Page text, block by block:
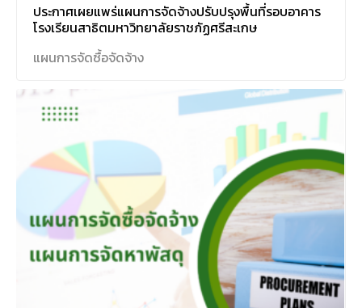
ประกาศเผยแพร่แผนการจัดจ้างปรับปรุงพื้นที่รอบอาคาร
โรงเรียนสาธิตมหาวิทยาลัยราชภัฏศรีสะเกษ
แผนการจัดซื้อจัดจ้าง